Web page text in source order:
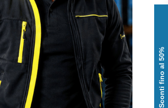
Sconti fino al 50%